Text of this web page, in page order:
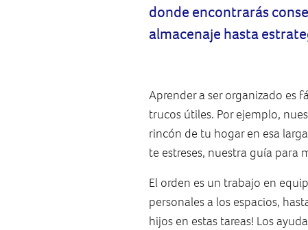
donde encontrarás
almacenaje hasta
Aprender a ser organizado es
trucos útiles. Por ejemplo,
rincón de tu hogar en esa
te estreses, nuestra guía para
El orden es un trabajo en
personales a los espacios,
hijos en estas tareas! Los